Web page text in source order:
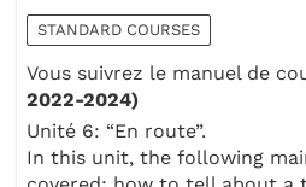
STANDARD COURSES
Vous suivrez le manuel de
2022-2024)
Unité 6: “En route”.
In this unit, the following